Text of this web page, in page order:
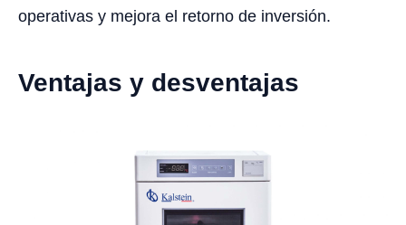
operativas y mejora el retorno de inversión.
Ventajas y desventajas